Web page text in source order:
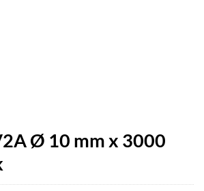
Ø 10 mm x 3000